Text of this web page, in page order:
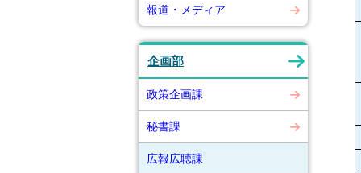
報道・メディア
企画部
政策企画課
秘書課
広報広聴課